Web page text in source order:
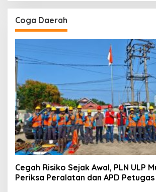
Coga Daerah
Cegah Risiko Sejak Awal, PLN ULP
Periksa Peralatan dan APD